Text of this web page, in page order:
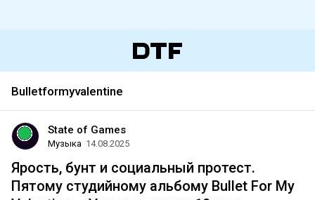
Bulletformyvalentine
State of Games
Музыка 14.08.2025
Ярость, бунт и социальный протест.
Пятому студийному альбому Bullet For My